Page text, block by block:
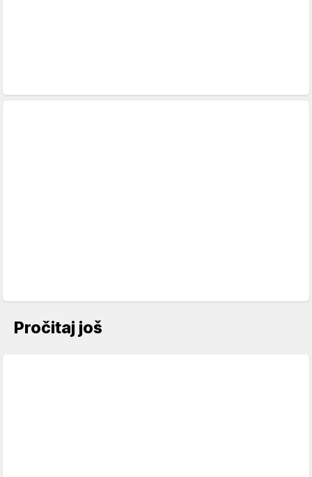
Pročitaj još